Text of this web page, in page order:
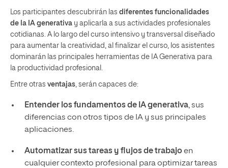
Los participantes descubrirán las diferentes funcionalidades
de la IA generativa y aplicarla a sus actividades profesionales
cotidianas. A lo largo del curso intensivo y transversal diseñado
para aumentar la creatividad, al finalizar el curso, los asistentes
dominarán las principales herramientas de IA Generativa para
la productividad profesional.
Entre otras ventajas, serán capaces de:
Entender los fundamentos de IA generativa, sus
diferencias con otros tipos de IA y sus principales
aplicaciones.
Automatizar sus tareas y flujos de trabajoen
cualquier contexto profesional para optimizar tareas